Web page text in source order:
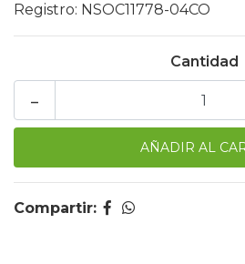
Registro: NSOC11778-04CO
Cantidad
-
Compartir: